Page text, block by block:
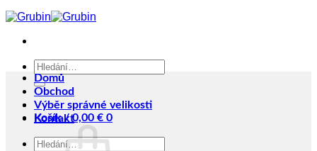
Hledat:
Košík /0,00 € 0
Domů
Obchod
Výběr správné velikosti
Kontakt
Hledat: